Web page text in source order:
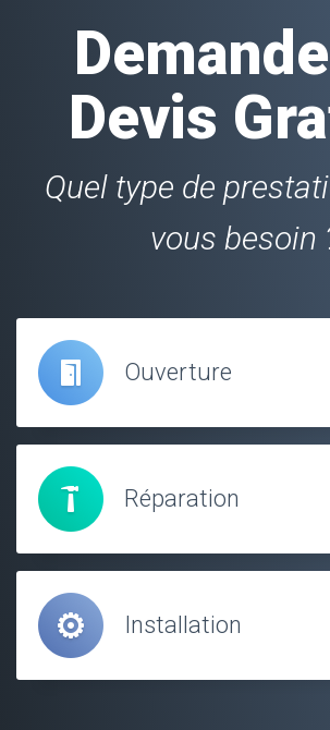
Devis
Quel type de
vous besoin
Ouverture
Réparation
Installation